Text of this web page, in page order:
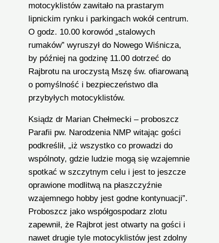
motocyklistów zawitało na prastarym
lipnickim rynku i parkingach wokół centrum.
O godz. 10.00 korowód „stalowych
rumaków” wyruszył do Nowego Wiśnicza,
by później na godzinę 11.00 dotrzeć do
Rajbrotu na uroczystą Mszę św. ofiarowaną
o pomyślność i bezpieczeństwo dla
przybyłych motocyklistów.
Ksiądz dr Marian Chełmecki – proboszcz
Parafii pw. Narodzenia NMP witając gości
podkreślił, „iż wszystko co prowadzi do
wspólnoty, gdzie ludzie mogą się wzajemnie
spotkać w szczytnym celu i jest to jeszcze
oprawione modlitwą na płaszczyźnie
wzajemnego hobby jest godne kontynuacji”.
Proboszcz jako współgospodarz zlotu
zapewnił, że Rajbrot jest otwarty na gości i
nawet drugie tyle motocyklistów jest zdolny